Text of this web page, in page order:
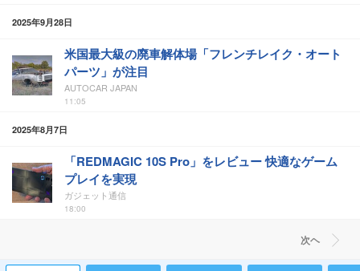
2025年9月28日
米国最大級の廃車解体場「フレンチレイク・オート
パーツ」が注目
AUTOCAR JAPAN
11:05
2025年8月7日
「REDMAGIC 10S Pro」をレビュー 快適なゲーム
プレイを実現
ガジェット通信
18:00
次ヘ